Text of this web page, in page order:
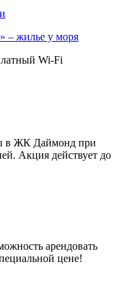
– жилье у моря
Wi-Fi
в ЖК Даймонд при
Акция действует до
арендовать
цене!